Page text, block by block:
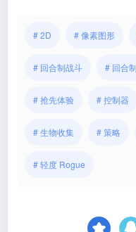
# 2D # 像素图形
# 回合制战斗 # 回合
# 抢先体验 # 控制器
# 生物收集 # 策略
# 轻度 Rogue